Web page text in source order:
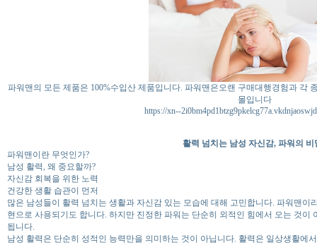
파워맨의 모든 제품은 100%수입산 제품입니다. 파워맨은오랜 구매대행경험과 각
몰입니다
https://xn--
활력 넘치는 남성 자신감, 파워의 비
파워맨이란 무엇인가?
남성 활력, 왜 중요할까?
자신감 회복을 위한 노력
건강한 생활 습관이 먼저
많은 남성들이 활력 넘치는 생활과 자신감 있는 모습에 대해 고민합니다. 파워맨
현으로 사용되기도 합니다. 하지만 진정한 파워는 단순히 외적인 힘에서 오는 것이
됩니다.
남성 활력은 단순히 성적인 능력만을 의미하는 것이 아닙니다. 활력은 일상생활에